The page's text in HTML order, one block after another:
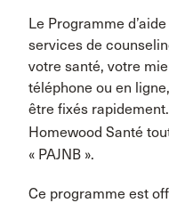
Le Programme
services de
votre santé, votre
téléphone ou en
être fixés
Homewood Santé
« PAJNB ».
Ce programme est